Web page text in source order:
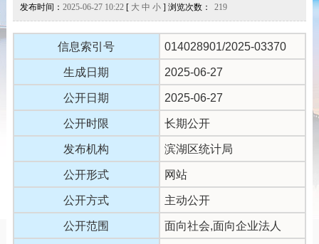
发布时间： 2025-06-27 10:22[ 大 中 小] 浏览次数： 219
信息索引号 014028901/2025-03370
生成日期 2025-06-27
公开日期 2025-06-27
公开时限 长期公开
发布机构 滨湖区统计局
公开形式 网站
公开方式 主动公开
公开范围 面向社会,面向企业法人